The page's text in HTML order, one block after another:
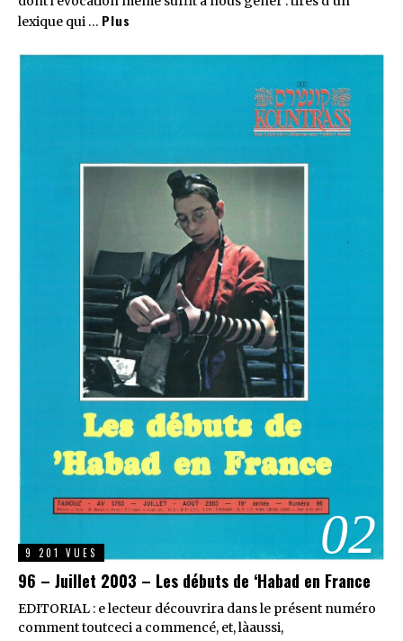
lexique qui … Plus
9 201 VUES 02
96 – Juillet 2003 – Les débuts de ‘Habad en France
EDITORIAL : e lecteur découvrira dans le présent numéro
comment toutceci a commencé, et, làaussi,